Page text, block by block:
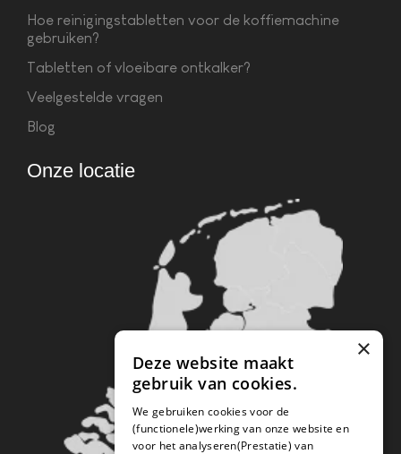
Hoe reinigingstabletten voor de koffiemachine
gebruiken?
Tabletten of vloeibare ontkalker?
Veelgestelde vragen
Blog
Onze locatie
×
Deze website maakt
gebruik van cookies.
We gebruiken cookies voor de
(functionele)werking van onze website en
voor het analyseren(Prestatie) van